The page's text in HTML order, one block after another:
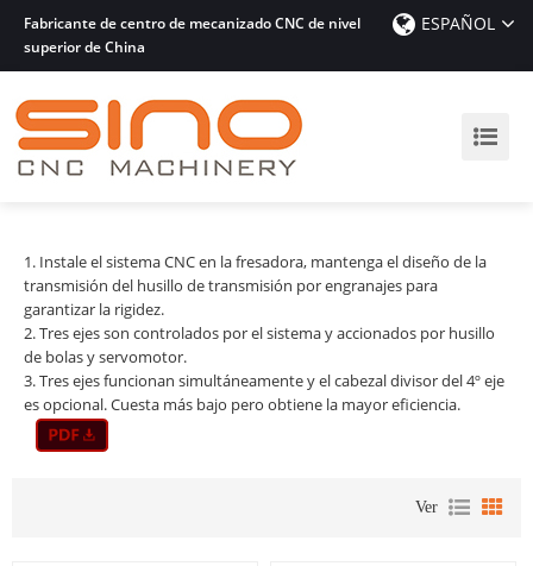
Fabricante de centro de mecanizado CNC de nivel
superior de China
ESPAÑOL
1. Instale el sistema CNC en la fresadora, mantenga el diseño de la
transmisión del husillo de transmisión por engranajes para
garantizar la rigidez.
2. Tres ejes son controlados por el sistema y accionados por husillo
de bolas y servomotor.
3. Tres ejes funcionan simultáneamente y el cabezal divisor del 4º eje
es opcional.Cuesta más bajo pero obtiene la mayor eficiencia.
Ver